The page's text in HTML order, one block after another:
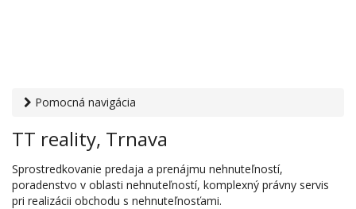
Pomocná navigácia
TT reality, Trnava
TT reality, Trnava
Sprostredkovanie predaja a prenájmu nehnuteľností,
poradenstvo v oblasti nehnuteľností, komplexný právny servis
pri realizácii obchodu s nehnuteľnosťami.